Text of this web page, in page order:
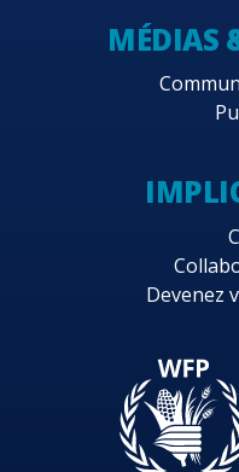
MÉDIAS
Devenez